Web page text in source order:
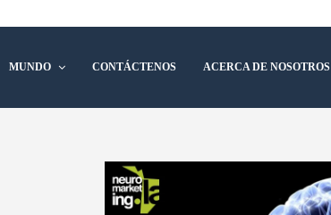
MUNDO CONTÁCTENOS ACERCA DE NOSOTROS